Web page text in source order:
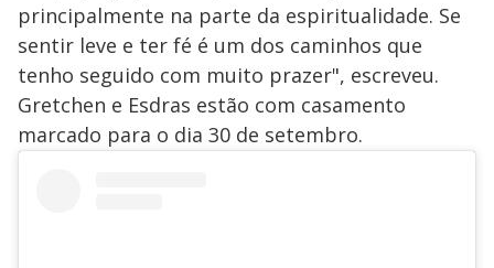
principalmente na parte da espiritualidade. Se
sentir leve e ter fé é um dos caminhos que
tenho seguido com muito prazer", escreveu.
Gretchen e Esdras estão com casamento
marcado para o dia 30 de setembro.